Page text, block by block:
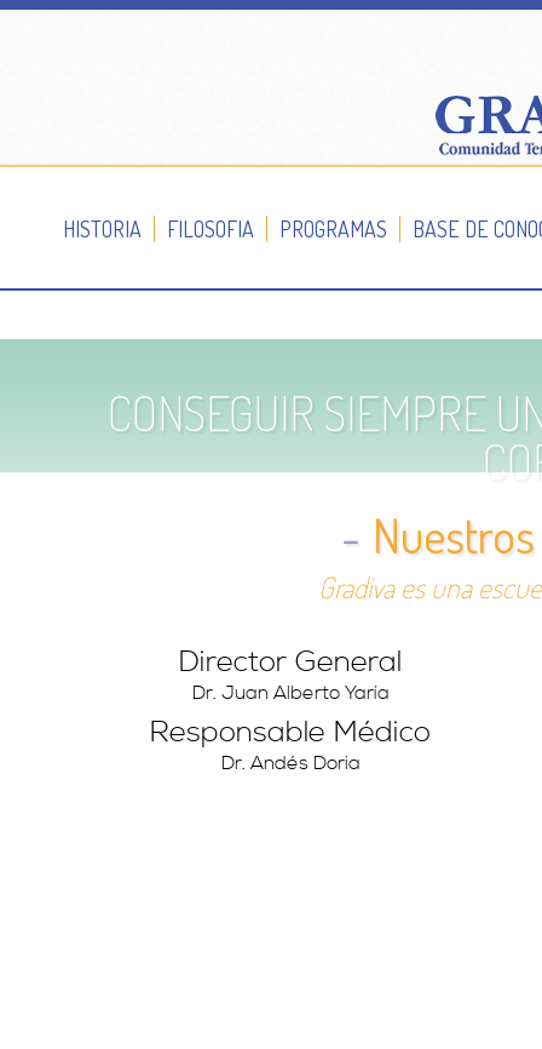
HISTORIA FILOSOFIA PROGRAMAS BASE DE
CONSEGUIR SIEMPRE
-
Gradiva es una
Director General
Dr. Juan Alberto Yaría
Responsable Médico
Dr. Andés Doria